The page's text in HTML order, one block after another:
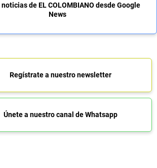
de EL COLOMBIANO desde Google
News
Regístrate a nuestro newsletter
Únete a nuestro canal de Whatsapp